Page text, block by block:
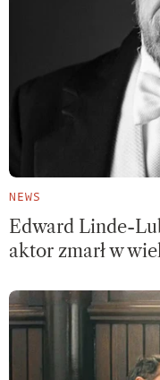
NEWS
Edward Linde-
aktor zmarł w